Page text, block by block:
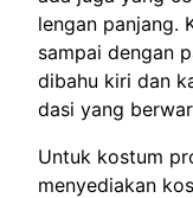
lengan panjang.
sampai dengan
dibahu kiri dan
dasi yang
Untuk kostum
menyediakan